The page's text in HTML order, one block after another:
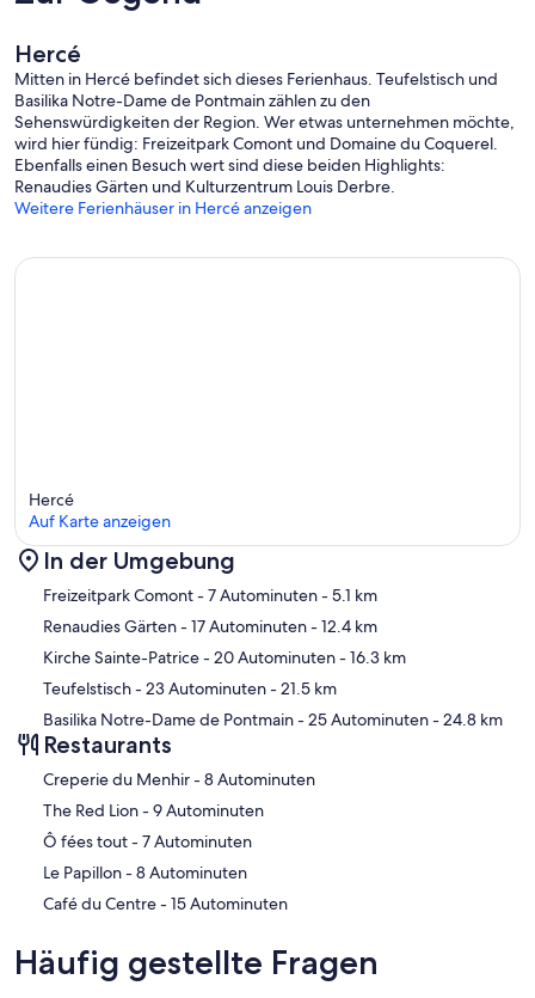
werden, sind vorhanden. Eine nicht angegebene Ausstattung wird
Elektroladestation vorhanden ist, ist das Laden von
Elektrofahrzeugen untersagt.
Von Laval aus fahren Sie auf der D31 Richtung Ernée, dann auf der
D107 Richtung Saint-Denis-de-Gastines und weiter nach Gorron.
Folgen Sie anschließend der Beschilderung nach Fougères und
Hercé, biegen Sie dann rechts ab Richtung Vieuvy und folgen Sie
der Beschilderung nach „La Haie Peau de Loup“. Sie passieren einen
Hercé
Mitten in Hercé befindet sich dieses Ferienhaus. Teufelstisch und
Basilika Notre-Dame de Pontmain zählen zu den
Sehenswürdigkeiten der Region. Wer etwas unternehmen möchte,
wird hier fündig: Freizeitpark Comont und Domaine du Coquerel.
Ebenfalls einen Besuch wert sind diese beiden Highlights:
Renaudies Gärten und Kulturzentrum Louis Derbre.
Weitere Ferienhäuser in Hercé anzeigen
Karte
Hercé
Auf Karte anzeigen
In der Umgebung
Freizeitpark Comont- 7 Autominuten- 5.1 km
Renaudies Gärten- 17 Autominuten- 12.4 km
Kirche Sainte-Patrice- 20 Autominuten- 16.3 km
Teufelstisch- 23 Autominuten- 21.5 km
Basilika Notre-Dame de Pontmain- 25 Autominuten- 24.8 km
Restaurants
‪Creperie du Menhir - ‬8 Autominuten
‪The Red Lion - ‬9 Autominuten
‪Ô fées tout - ‬7 Autominuten
‪Le Papillon - ‬8 Autominuten
‪Café du Centre - ‬15 Autominuten
Häufig gestellte Fragen